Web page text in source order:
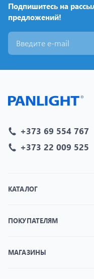
Подпишитесь на
предложений!
+373 69 554 767
+373 22 009 525
КАТАЛОГ
ПОКУПАТЕЛЯМ
МАГАЗИНЫ